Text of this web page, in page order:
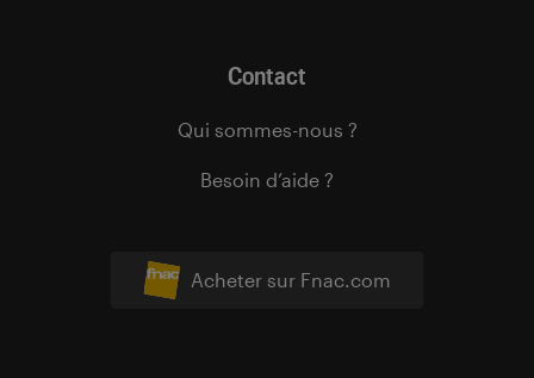
Acheter sur Fnac.com
Contact
Qui sommes-nous ?
Besoin d’aide ?